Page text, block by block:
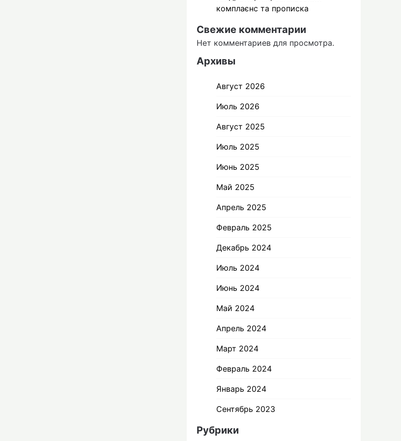
комплаєнс та прописка
Свежие комментарии
Нет комментариев для просмотра.
Архивы
Август 2026
Июль 2026
Август 2025
Июль 2025
Июнь 2025
Май 2025
Апрель 2025
Февраль 2025
Декабрь 2024
Июль 2024
Июнь 2024
Май 2024
Апрель 2024
Март 2024
Февраль 2024
Январь 2024
Сентябрь 2023
Рубрики